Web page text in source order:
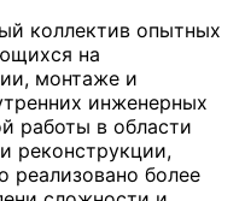
коллектив опытных
на
монтаже и
инженерных
работы в области
реконструкции,
более